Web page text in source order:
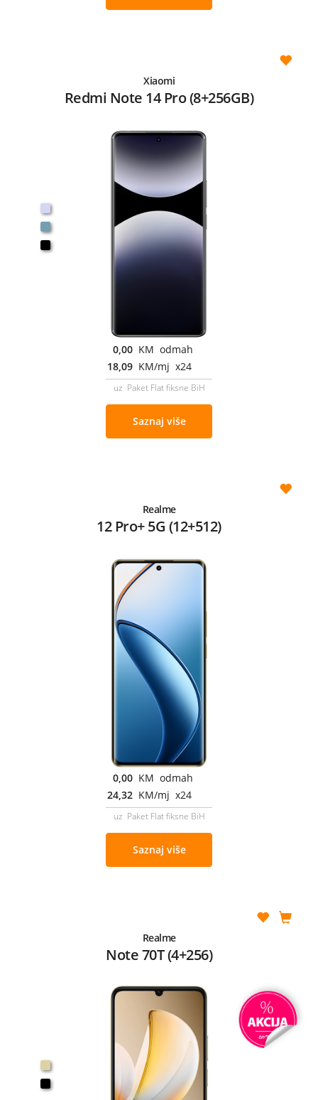
Xiaomi
Redmi Note 14 Pro (8+256GB)
0,00 KM odmah
18,09 KM/mj x24
uz Paket Flat fiksne BiH
Saznaj više
Realme
12 Pro+ 5G (12+512)
0,00 KM odmah
24,32 KM/mj x24
uz Paket Flat fiksne BiH
Saznaj više
Realme
Note 70T (4+256)